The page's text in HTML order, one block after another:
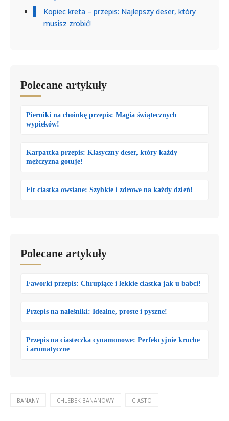
Kopiec kreta – przepis: Najlepszy deser, który
musisz zrobić!
Polecane artykuły
Pierniki na choinkę przepis: Magia świątecznych
wypieków!
Karpattka przepis: Klasyczny deser, który każdy
mężczyzna gotuje!
Fit ciastka owsiane: Szybkie i zdrowe na każdy dzień!
Polecane artykuły
Faworki przepis: Chrupiące i lekkie ciastka jak u babci!
Przepis na naleśniki: Idealne, proste i pyszne!
Przepis na ciasteczka cynamonowe: Perfekcyjnie kruche
i aromatyczne
BANANY CHLEBEK BANANOWY CIASTO